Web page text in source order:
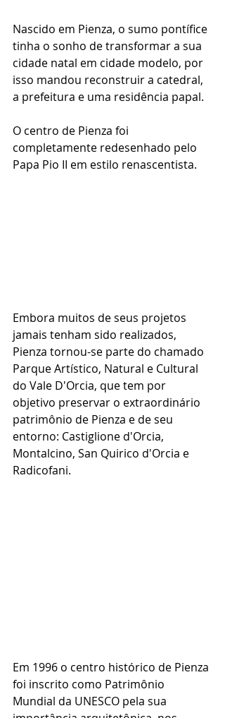
Nascido em Pienza, o sumo pontífice
tinha o sonho de transformar a sua
cidade natal em cidade modelo, por
isso mandou reconstruir a catedral,
a prefeitura e uma residência papal.
O centro de Pienza foi
completamente redesenhado pelo
Papa Pio II em estilo renascentista.
Embora muitos de seus projetos
jamais tenham sido realizados,
Pienza tornou-se parte do chamado
Parque Artístico, Natural e Cultural
do Vale D'Orcia, que tem por
objetivo preservar o extraordinário
patrimônio de Pienza e de seu
entorno: Castiglione d'Orcia,
Montalcino, San Quirico d'Orcia e
Radicofani.
Em 1996 o centro histórico de Pienza
foi inscrito como Patrimônio
Mundial da UNESCO pela sua